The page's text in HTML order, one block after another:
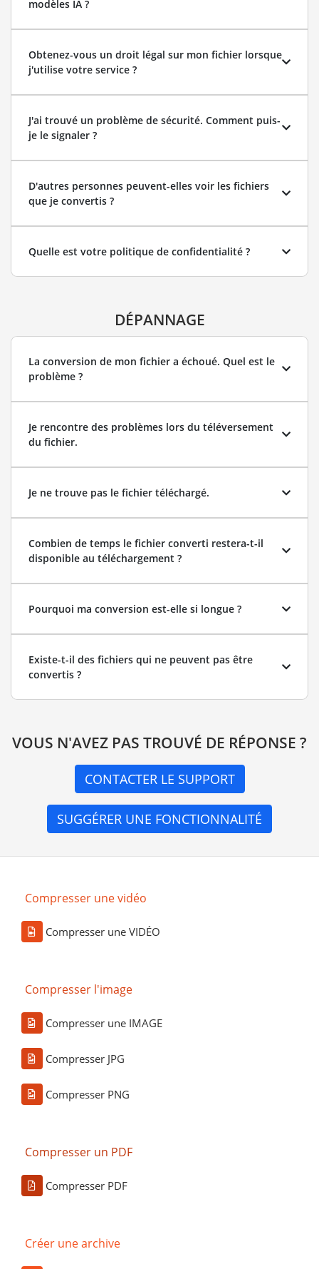
modèles IA ?
Obtenez-vous un droit légal sur mon fichier lorsque
j'utilise votre service ?
J'ai trouvé un problème de sécurité. Comment puis-
je le signaler ?
D'autres personnes peuvent-elles voir les fichiers
que je convertis ?
Quelle est votre politique de confidentialité ?
DÉPANNAGE
La conversion de mon fichier a échoué. Quel est le
problème ?
Je rencontre des problèmes lors du téléversement
du fichier.
Je ne trouve pas le fichier téléchargé.
Combien de temps le fichier converti restera-t-il
disponible au téléchargement ?
Pourquoi ma conversion est-elle si longue ?
Existe-t-il des fichiers qui ne peuvent pas être
convertis ?
VOUS N'AVEZ PAS TROUVÉ DE RÉPONSE ?
CONTACTER LE SUPPORT
SUGGÉRER UNE FONCTIONNALITÉ
Compresser une vidéo
Compresser une VIDÉO
Compresser l'image
Compresser une IMAGE
Compresser JPG
Compresser PNG
Compresser un PDF
Compresser PDF
Créer une archive